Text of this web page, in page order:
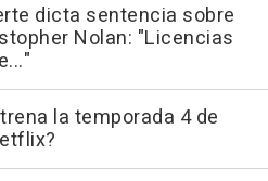
dicta sentencia sobre
Nolan: "Licencias
la temporada 4 de